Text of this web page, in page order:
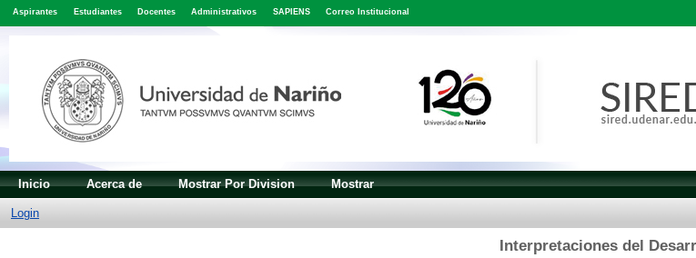
Aspirantes Estudiantes Docentes Administrativos SAPIENS Correo Institucional
Inicio Acerca de Mostrar Por Division Mostrar
Login
Interpretaciones del